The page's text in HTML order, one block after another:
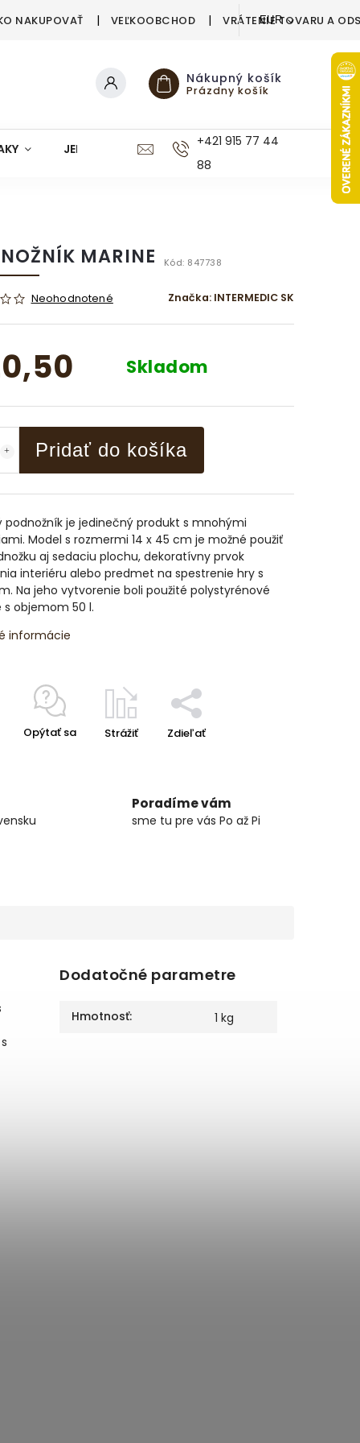
NAKUPOVAŤ VEĽKOOBCHOD VRÁTENIE TOVARU A
EUR
Nákupný košík
Prázdny košík
JEDÁLEŇ KUCHYŇA KÚPEĽŇA
+421 915 77 44
88
MARINE Kód: 847738
Neohodnotené Značka: INTERMEDIC SK
Skladom
Pridať do košíka
podnožník je jedinečný produkt s mnohými
Model s rozmermi 14 x 45 cm je možné použiť
aj sedaciu plochu, dekoratívny prvok
interiéru alebo predmet na spestrenie hry s
Na jeho vytvorenie boli použité polystyrénové
s objemom 50 l.
informácie
Opýtať sa Strážiť Zdieľať
Poradíme vám
sme tu pre vás Po až Pi
Dodatočné parametre
Hmotnosť: 1 kg